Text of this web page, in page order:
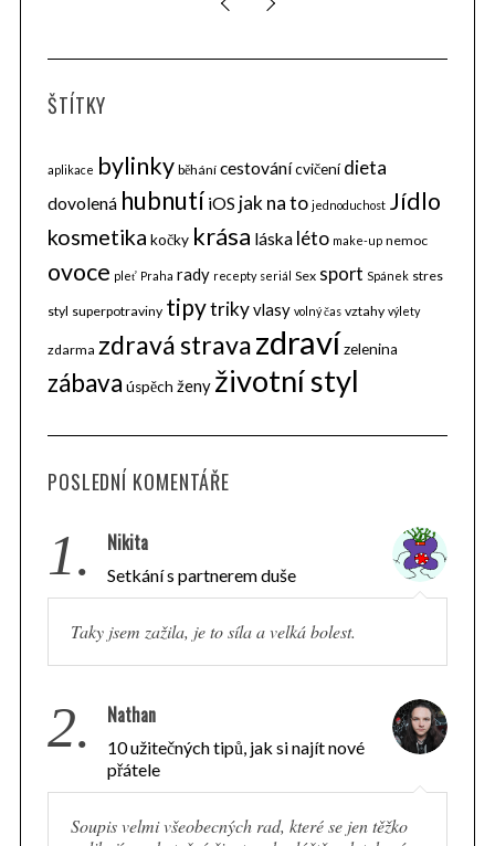
ŠTÍTKY
aplikace bylinky běhání cestovánícvičení dieta
dovolená hubnutí iOS jak na to jednoduchost Jídlo
kosmetika kočky krása láska léto make-up nemoc
ovoce pleť Praha rady recepty seriál Sex sport Spánek stres
styl superpotraviny tipytrikyvlasy volný čas vztahy výlety
zdarma zdravá stravazdravízelenina
zábava úspěch ženy životní styl
POSLEDNÍ KOMENTÁŘE
1. Nikita
Setkání s partnerem duše
Taky jsem zažila, je to síla a velká bolest.
2. Nathan
10 užitečných tipů, jak si najít nové
přátele
Soupis velmi všeobecných rad, které se jen těžko